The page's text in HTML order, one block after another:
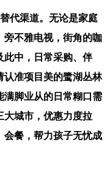
代渠道。无论是家庭
旁不雅电视，街角的咖
此中，日常采购、伴
认准项目美的鹭湖丛林
满脚业从的日常糊口需
大城市，优惠力度拉
会餐，帮力孩子无忧成